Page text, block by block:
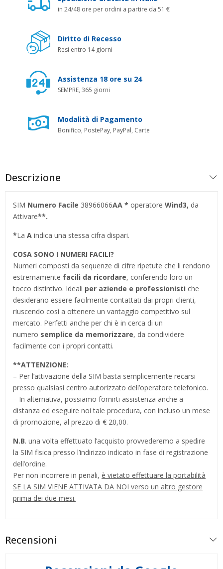
in 24/48 ore per ordini a partire da 51 €
Diritto di Recesso
Resi entro 14 giorni
Assistenza 18 ore su 24
SEMPRE, 365 giorni
Modalità di Pagamento
Bonifico, PostePay, PayPal, Carte
Descrizione
SIM Numero Facile 38966066AA * operatore Wind3, da
Attivare**.
*La A indica una stessa cifra dispari.
COSA SONO I NUMERI FACILI?
Numeri composti da sequenze di cifre ripetute che li rendono
estremamente facili da ricordare, conferendo loro un
tocco distintivo. Ideali per aziende e professionisti che
desiderano essere facilmente contattati dai propri clienti,
riuscendo così a ottenere un vantaggio competitivo sul
mercato. Perfetti anche per chi è in cerca di un
numero semplice da memorizzare, da condividere
facilmente con i propri contatti.
**ATTENZIONE:
– Per l’attivazione della SIM basta semplicemente recarsi
presso qualsiasi centro autorizzato dell’operatore telefonico.
– In alternativa, possiamo fornirti assistenza anche a
distanza ed eseguire noi tale procedura, con incluso un mese
di promozione, al prezzo di € 20,00.
N.B. una volta effettuato l’acquisto provvederemo a spedire
la SIM fisica presso l’indirizzo indicato in fase di registrazione
dell’ordine.
Per non incorrere in penali, è vietato effettuare la portabilità
SE LA SIM VIENE ATTIVATA DA NOI verso un altro gestore
prima dei due mesi.
Recensioni